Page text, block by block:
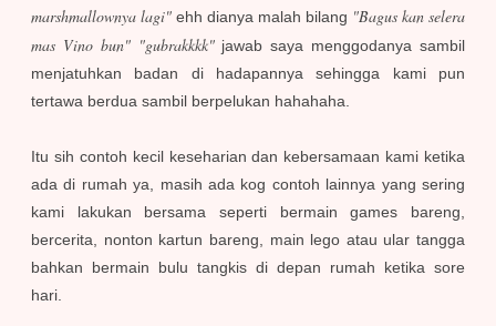
marshmallownya lagi" ehh dianya malah bilang "Bagus kan selera
mas Vino bun" "gubrakkkk"jawab saya menggodanya sambil
menjatuhkan badan di hadapannya sehingga kami pun
tertawa berdua sambil berpelukan hahahaha.
Itu sih contoh kecil keseharian dan kebersamaan kami ketika
ada di rumah ya, masih ada kog contoh lainnya yang sering
kami lakukan bersama seperti bermain games bareng,
bercerita, nonton kartun bareng, main lego atau ular tangga
bahkan bermain bulu tangkis di depan rumah ketika sore
hari.